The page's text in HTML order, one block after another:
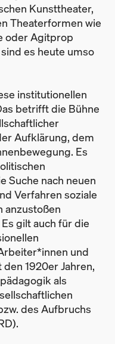
Kunsttheater,
Theaterformen wie
oder Agitprop
es heute umso
institutionellen
betrifft die Bühne
Aufklärung, dem
Es
Suche nach neuen
Verfahren soziale
anzustoßen
gilt auch für die
und
1920er Jahren,
als
des Aufbruchs